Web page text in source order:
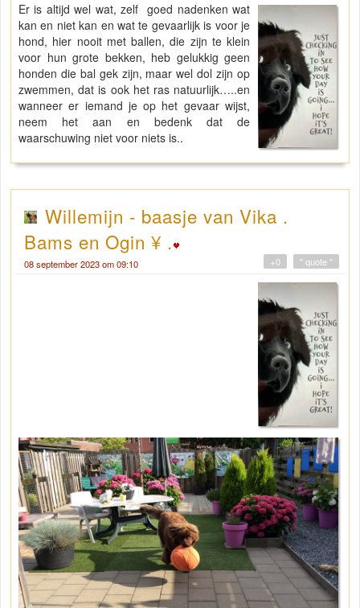
Er is altijd wel wat, zelf goed nadenken wat
kan en niet kan en wat te gevaarlijk is voor je
hond, hier nooit met ballen, die zijn te klein
voor hun grote bekken, heb gelukkig geen
honden die bal gek zijn, maar wel dol zijn op
zwemmen, dat is ook het ras natuurlijk…..en
wanneer er iemand je op het gevaar wijst,
neem het aan en bedenk dat de
waarschuwing niet voor niets is..
Willemijn - baasje van Vika .
Bams en Ogin ¥ .
08 september 2023 om 09:10 " quote "
+0